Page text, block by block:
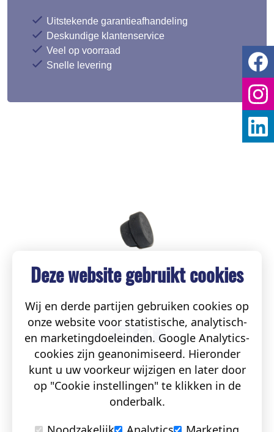
Uitstekende garantieafhandeling
Deskundige klantenservice
Veel op voorraad
Snelle levering
Deze website gebruikt cookies
Wij en derde partijen gebruiken cookies op
onze website voor statistische, analytisch-
en marketingdoeleinden. Google Analytics-
cookies zijn geanonimiseerd. Hieronder
kunt u uw voorkeur wijzigen en later door
op "Cookie instellingen" te klikken in de
onderbalk.